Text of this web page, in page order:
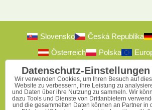
Slovensko Česká Republika
Österreich
Polska
Datenschutz-Einstellungen
Wir verwenden Cookies, um Ihren Besuch auf
Website zu verbessern, ihre Leistung zu
und Daten über ihre Nutzung zu sammeln. Wir
dazu Tools und Dienste von Drittanbietern
und die gesammelten Daten können an Partner in